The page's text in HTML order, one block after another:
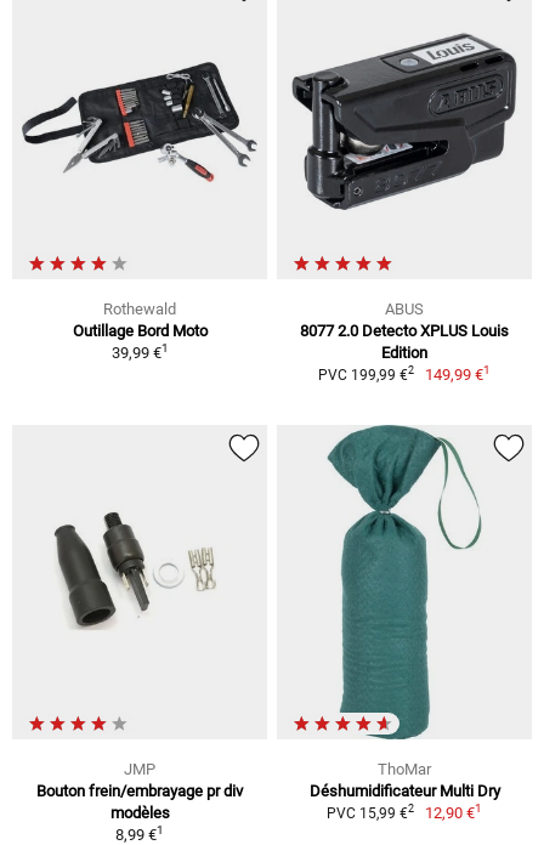
Rothewald
Outillage Bord Moto
39,99 €1
ABUS
8077 2.0 Detecto XPLUS Louis
Edition
PVC 199,99 €2 149,99 €1
JMP
Bouton frein/embrayage pr div
modèles
8,99 €1
ThoMar
Déshumidificateur Multi Dry
PVC 15,99 €2 12,90 €1